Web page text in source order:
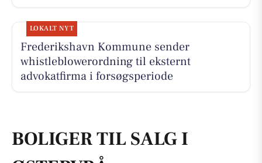
LOKALT NYT
Frederikshavn Kommune sender
whistleblowerordning til eksternt
advokatfirma i forsøgsperiode
BOLIGER TIL SALG I